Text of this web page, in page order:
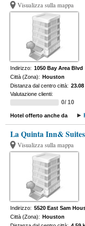
Visualizza sulla mappa
Indirizzo: 1050 Bay Area Blvd
Città (Zona): Houston
Distanza dal centro città:
Valutazione clienti:
0/ 10
Hotel offerto anche da
La Quinta Inn&
Visualizza sulla mappa
Indirizzo: 5520 East Sam
Città (Zona): Houston